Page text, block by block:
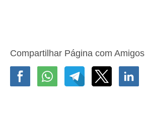
Compartilhar Página com Amigos